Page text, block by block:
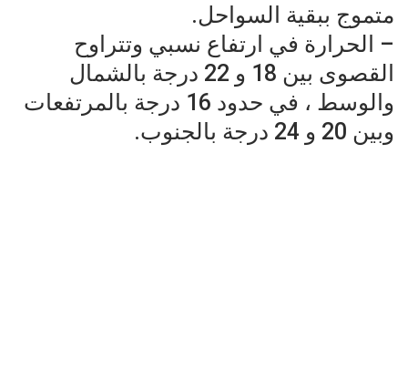
متموج ببقية السواحل.
– الحرارة في ارتفاع نسبي وتتراوح
القصوى بين 18 و 22 درجة بالشمال
والوسط ، في حدود 16 درجة بالمرتفعات
وبين 20 و 24 درجة بالجنوب.